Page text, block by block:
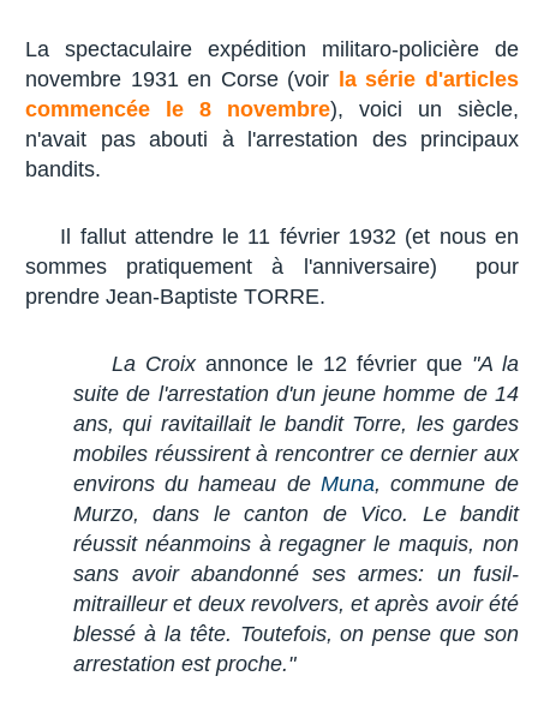
La spectaculaire expédition militaro-policière de
novembre 1931 en Corse (voir la série d'articles
commencée le 8 novembre), voici un siècle,
n'avait pas abouti à l'arrestation des principaux
bandits.
Il fallut attendre le 11 février 1932 (et nous en
sommes pratiquement à l'anniversaire) pour
prendre Jean-Baptiste TORRE.
La Croixannonce le 12 février que "A la
suite de l'arrestation d'un jeune homme de 14
ans, qui ravitaillait le bandit Torre, les gardes
mobiles réussirent à rencontrer ce dernier aux
environs du hameau de Muna, commune de
Murzo, dans le canton de Vico. Le bandit
réussit néanmoins à regagner le maquis, non
sans avoir abandonné ses armes: un fusil-
mitrailleur et deux revolvers, et après avoir été
blessé à la tête. Toutefois, on pense que son
arrestation est proche."